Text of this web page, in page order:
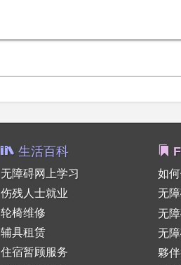
生活百科
无障碍网上学习
伤残人士就业
轮椅维修
辅具租赁
住宿暂顾服务
如
无
无
无
夥